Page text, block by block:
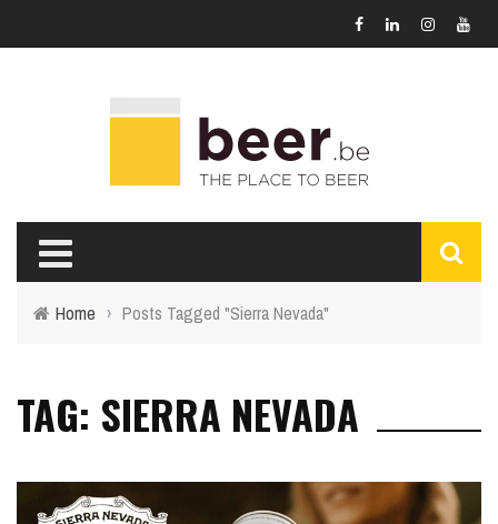
Home › Posts Tagged "Sierra Nevada"
TAG: SIERRA NEVADA